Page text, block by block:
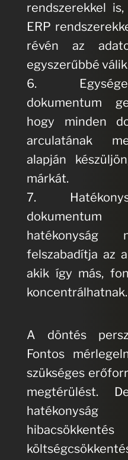
rendszerekkel
ERP
révén az
egyszerűbbé
6.
dokumentum
hogy minden
arculatának
alapján
márkát.
7.
hatékonyság
felszabadítja az
akik így más,
koncentrálhatnak.
A döntés
Fontos
szükséges